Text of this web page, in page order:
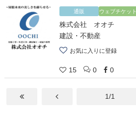
通販 ウェブチケット
株式会社 オオチ
建設・不動産
お気に入りに登録
15 0 0
1/1